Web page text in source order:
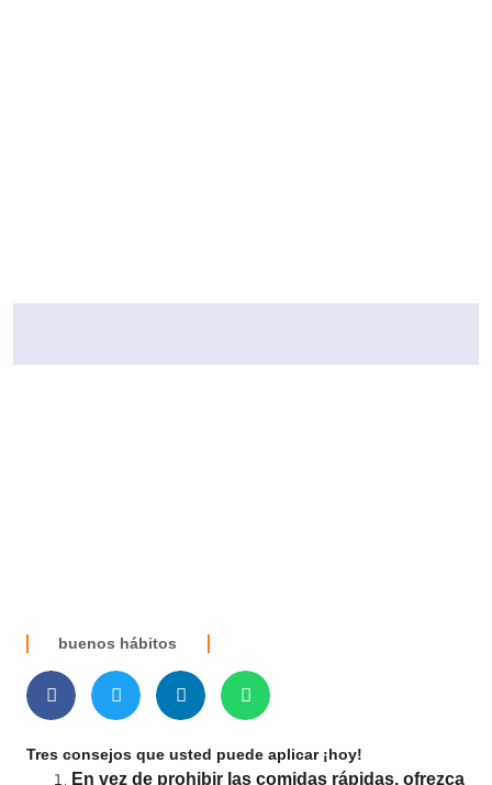
buenos hábitos
Tres consejos que usted puede aplicar ¡hoy!
En vez de prohibir las comidas rápidas, ofrezca